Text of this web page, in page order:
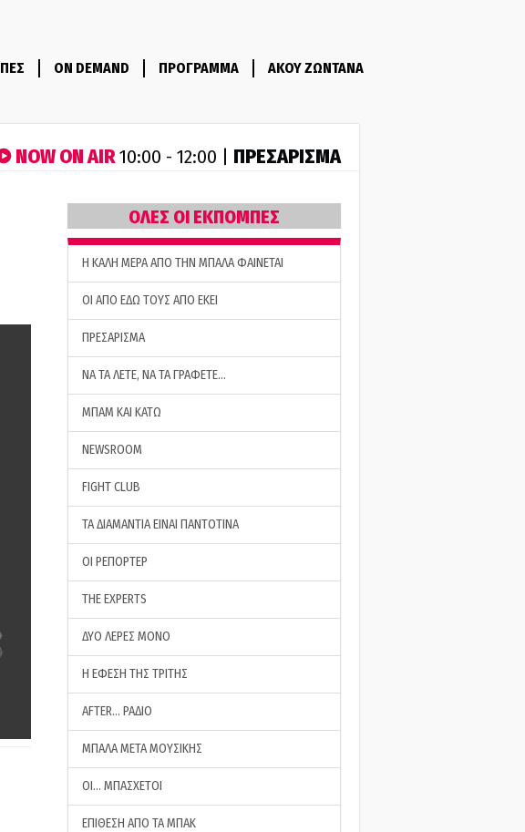
ON DEMAND ΠΡΟΓΡΑΜΜΑ ΑΚΟΥ ΖΩΝΤΑΝΑ
NOW ON AIR10:00 - 12:00 | ΠΡΕΣΑΡΙΣΜΑ
ΟΛΕΣ ΟΙ ΕΚΠΟΜΠΕΣ
H ΚΑΛΗ ΜΕΡΑ ΑΠΟ ΤΗΝ ΜΠΑΛΑ ΦΑΙΝΕΤΑΙ
ΟΙ ΑΠΟ ΕΔΩ ΤΟΥΣ ΑΠΟ ΕΚΕΙ
ΠΡΕΣΑΡΙΣΜΑ
ΝΑ ΤΑ ΛΕΤΕ, ΝΑ ΤΑ ΓΡΑΦΕΤΕ…
ΜΠΑΜ ΚΑΙ ΚΑΤΩ
NEWSROOM
FIGHT CLUB
ΤΑ ΔΙΑΜΑΝΤΙΑ ΕΙΝΑΙ ΠΑΝΤΟΤΙΝΑ
ΟΙ ΡΕΠΟΡΤΕΡ
THE EXPERTS
ΔΥΟ ΛΕΡΕΣ ΜΟΝΟ
Η ΕΦΕΣΗ ΤΗΣ ΤΡΙΤΗΣ
AFTER… ΡΑΔΙΟ
ΜΠΑΛΑ ΜΕΤΑ ΜΟΥΣΙΚΗΣ
ΟΙ… ΜΠΑΣΧΕΤΟΙ
ΕΠΙΘΕΣΗ ΑΠΟ ΤΑ ΜΠΑΚ